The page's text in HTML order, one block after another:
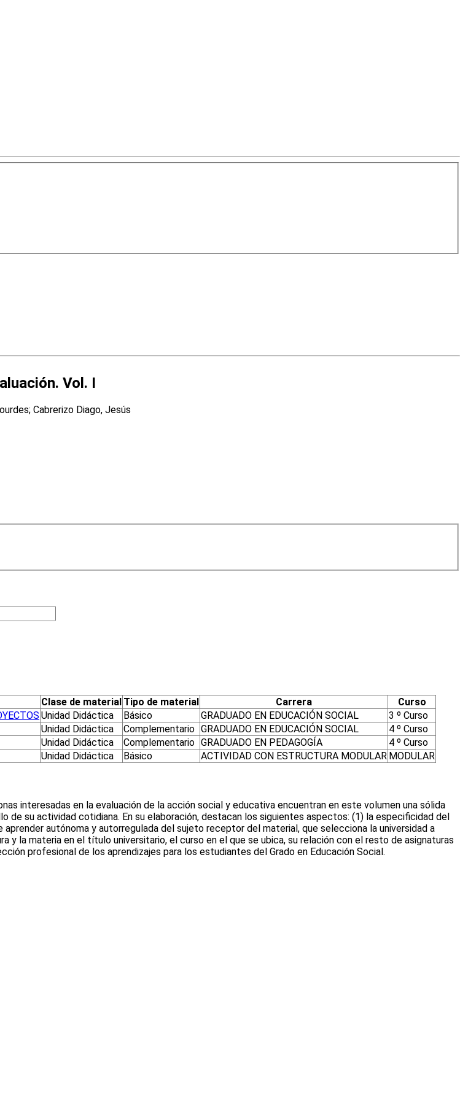
Vol. I
Cabrerizo Diago, Jesús
Clase de material Tipo de material Carrera
Curso
Unidad Didáctica Básico GRADUADO EN EDUCACIÓN SOCIAL
3 º Curso
Unidad Didáctica Complementario GRADUADO EN EDUCACIÓN SOCIAL
4 º Curso
Unidad Didáctica Complementario GRADUADO EN PEDAGOGÍA
4 º Curso
Unidad Didáctica Básico ACTIVIDAD CON ESTRUCTURA MODULAR MODULAR
interesadas en la evaluación de la acción social y educativa encuentran en este volumen una sólida
su actividad cotidiana. En su elaboración, destacan los siguientes aspectos: (1) la especificidad del
autónoma y autorregulada del sujeto receptor del material, que selecciona la universidad a
y la materia en el título universitario, el curso en el que se ubica, su relación con el resto de asignaturas
profesional de los aprendizajes para los estudiantes del Grado en Educación Social.